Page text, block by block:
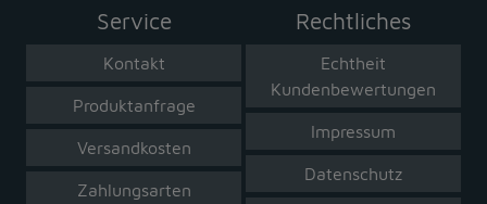
Service
Kontakt
Produktanfrage
Versandkosten
Zahlungsarten
Rechtliches
Echtheit
Kundenbewertungen
Impressum
Datenschutz